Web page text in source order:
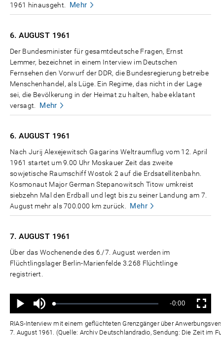
1961 hinausgeht.
Mehr
6. AUGUST 1961
Der Bundesminister für gesamtdeutsche Fragen, Ernst
Lemmer, bezeichnet in einem Interview im Deutschen
Fernsehen den Vorwurf der DDR, die Bundesregierung betreibe
Menschenhandel, als Lüge. Ein Regime, das nicht in der Lage
sei, die Bevölkerung in der Heimat zu halten, habe eklatant
versagt.
Mehr
6. AUGUST 1961
Nach Jurij Alexejewitsch Gagarins Weltraumflug vom 12. April
1961 startet um 9.00 Uhr Moskauer Zeit das zweite
sowjetische Raumschiff Wostok 2 auf die Erdsatellitenbahn.
Kosmonaut Major German Stepanowitsch Titow umkreist
siebzehn Mal den Erdball und legt bis zu seiner Landung am 7.
August mehr als 700.000 km zurück.
Mehr
7. AUGUST 1961
Über das Wochenende des 6./7. August werden im
Flüchtlingslager Berlin-Marienfelde 3.268 Flüchtlinge
registriert.
Wiedergabe
Ton
aus
Geladen:
Status:
Verbleibende
Zeit
-0:00 Vollbild
RIAS-Interview mit einem geflüchteten Grenzgänger über
7. August 1961. (Quelle: Archiv Deutschlandradio, Sendung: Die Zeit im